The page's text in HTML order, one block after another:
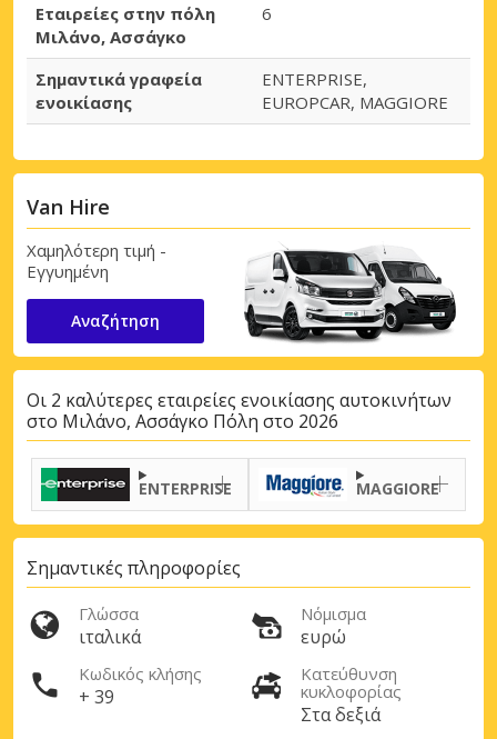
Εταιρείες στην πόλη
Μιλάνο, Ασσάγκο
6
Σημαντικά γραφεία
ενοικίασης
ENTERPRISE,
EUROPCAR, MAGGIORE
Van Hire
Χαμηλότερη τιμή -
Εγγυημένη
Αναζήτηση
Οι 2 καλύτερες εταιρείες ενοικίασης αυτοκινήτων
στο Μιλάνο, Ασσάγκο Πόλη στο 2026
ENTERPRISE MAGGIORE
Σημαντικές πληροφορίες
Γλώσσα
ιταλικά
Νόμισμα
ευρώ
Κωδικός κλήσης
+ 39
Κατεύθυνση
κυκλοφορίας
Στα δεξιά
Μεγάλες εξοικονομήσεις
Αποκτήστε πρόσβαση σε αποκλειστικές
προσφορές συνεργατών